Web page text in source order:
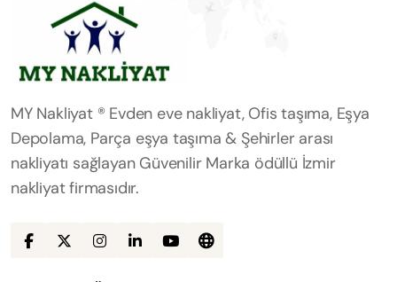
MY Nakliyat ® Evden eve nakliyat, Ofis taşıma, Eşya
Depolama, Parça eşya taşıma & Şehirler arası
nakliyatı sağlayan Güvenilir Marka ödüllü İzmir
nakliyat firmasıdır.